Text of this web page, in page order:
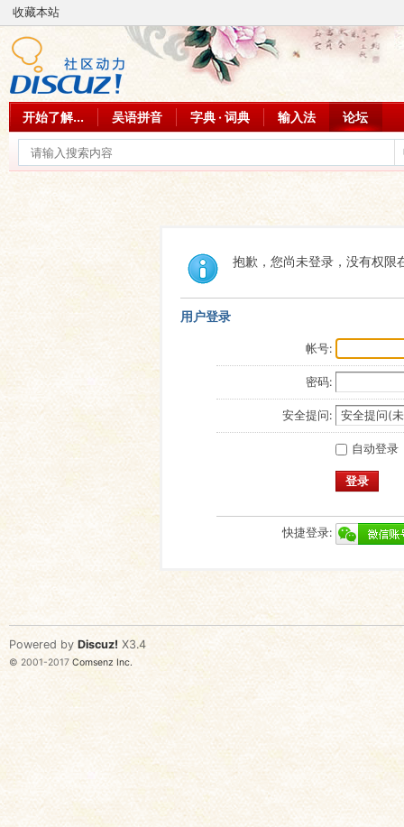
收藏本站
开始了解... 吴语拼音 字典 · 词典 输入法 论坛
抱歉，您尚未登录，没有权限
用户登录
帐号:
密码:
安全提问:
自动登录
登录
快捷登录:
Powered by Discuz! X3.4
© 2001-2017 Comsenz Inc.